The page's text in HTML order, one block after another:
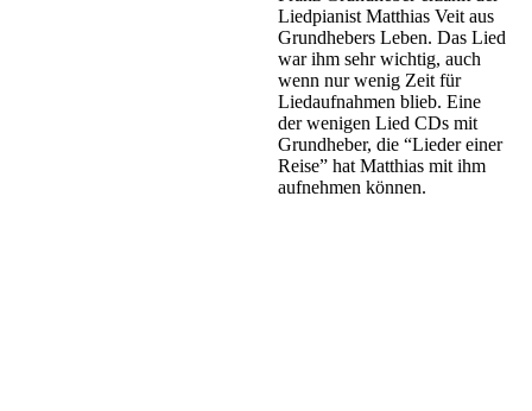
Liedpianist Matthias Veit aus
Grundhebers Leben. Das Lied
war ihm sehr wichtig, auch
wenn nur wenig Zeit für
Liedaufnahmen blieb. Eine
der wenigen Lied CDs mit
Grundheber, die “Lieder einer
Reise” hat Matthias mit ihm
aufnehmen können.